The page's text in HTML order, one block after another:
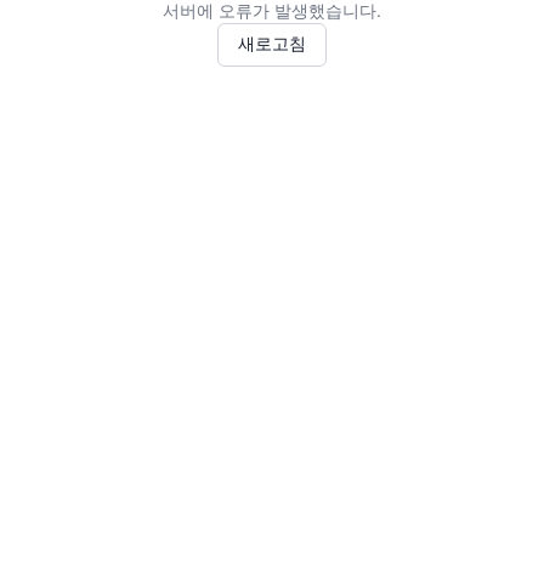
서버에 오류가 발생했습니다.
새로고침